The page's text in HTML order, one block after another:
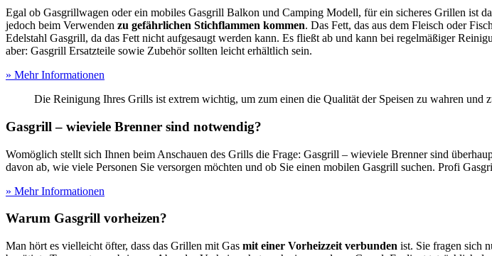
Egal ob Gasgrillwagen oder ein mobiles Gasgrill Balkon und Camping Modell, für ein sicheres Grillen ist
jedoch beim Verwenden zu gefährlichen Stichflammen kommen. Das Fett, das aus dem Fleisch oder
Edelstahl Gasgrill, da das Fett nicht aufgesaugt werden kann. Es fließt ab und kann bei regelmäßiger
aber: Gasgrill Ersatzteile sowie Zubehör sollten leicht erhältlich sein.
» Mehr Informationen
Die Reinigung Ihres Grills ist extrem wichtig, um zum einen die Qualität der Speisen zu wahren und
Gasgrill – wieviele Brenner sind notwendig?
Womöglich stellt sich Ihnen beim Anschauen des Grills die Frage: Gasgrill – wieviele Brenner sind
davon ab, wie viele Personen Sie versorgen möchten und ob Sie einen mobilen Gasgrill suchen. Profi
» Mehr Informationen
Warum Gasgrill vorheizen?
Man hört es vielleicht öfter, dass das Grillen mit Gas mit einer Vorheizzeit verbunden ist. Sie fragen sich